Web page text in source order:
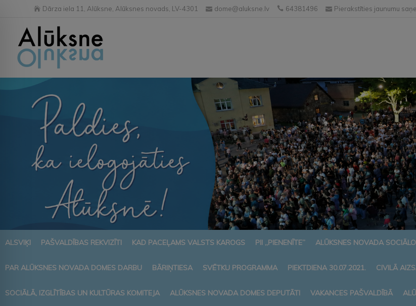
Dārza iela 11, Alūksne, Alūksnes novads, LV-4301 dome@aluksne.lv 64381496 Pierakstīties jaunumu
ALSVIĶI PAŠVALDĪBAS REKVIZĪTI KAD PACEĻAMS VALSTS KAROGS PII „PIENENĪTE” ALŪKSNES NOVADA
PAR ALŪKSNES NOVADA DOMES DARBU BĀRIŅTIESA SVĒTKU PROGRAMMA PIEKTDIENA 30.07.2021. CIVILĀ
SOCIĀLĀ, IZGLĪTĪBAS UN KULTŪRAS KOMITEJA ALŪKSNES NOVADA DOMES DEPUTĀTI VAKANCES PAŠVALDĪBĀ